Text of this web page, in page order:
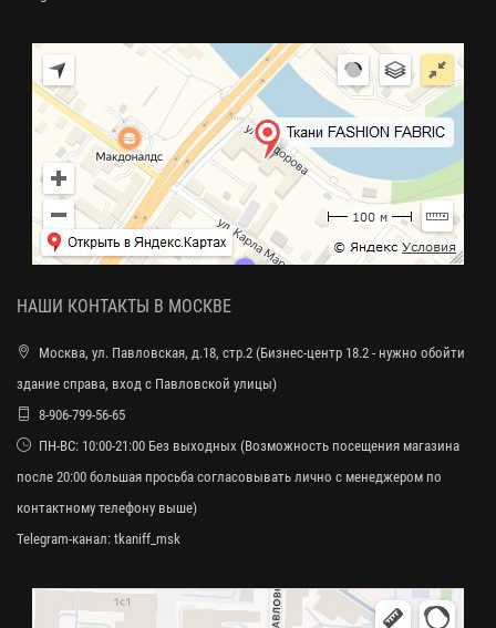
НАШИ КОНТАКТЫ В МОСКВЕ
Москва, ул. Павловская, д.18, стр.2 (Бизнес-центр 18.2 - нужно обойти
здание справа, вход с Павловской улицы)
8-906-799-56-65
ПН-ВС: 10:00-21:00 Без выходных (Возможность посещения магазина
после 20:00 большая просьба согласовывать лично с менеджером по
контактному телефону выше)
Telegram-канал: tkaniff_msk